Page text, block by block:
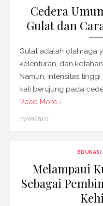
Cedera
Gulat dan
Gulat adalah olahraga
kelenturan, dan
Namun, intensitas
kali berujung pada
Read More ›
Posted
20/09/2025
EDUKASI
Melampaui
Sebagai